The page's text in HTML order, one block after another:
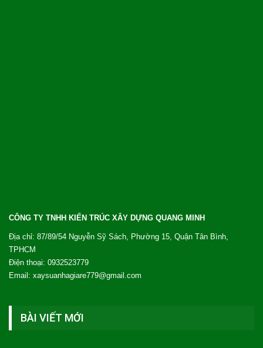
CÔNG TY TNHH KIẾN TRÚC XÂY DỰNG QUANG MINH
Địa chỉ: 87/89/54 Nguyễn Sỹ Sách, Phường 15, Quận Tân Bình,
TPHCM
Điện thoại: 0932523779
Email: xaysuanhagiare779@gmail.com
BÀI VIẾT MỚI